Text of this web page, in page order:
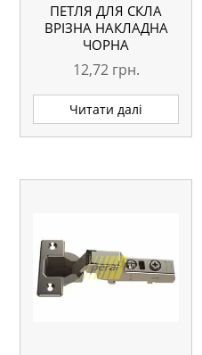
ПЕТЛЯ ДЛЯ СКЛА
ВРІЗНА НАКЛАДНА
ЧОРНА
12,72 грн.
Читати далі